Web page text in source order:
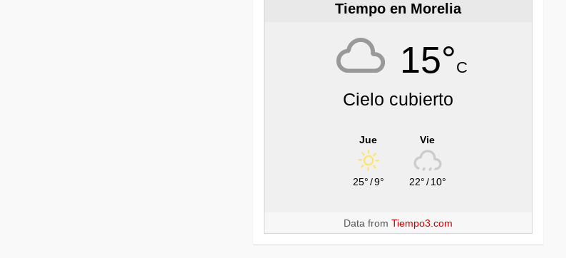
Tiempo en Morelia
15°C
Cielo cubierto
Jue
25°/9°
Vie
22°/ 10°
Data fromTiempo3.com